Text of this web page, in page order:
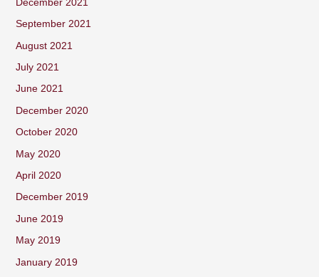
December 2021
September 2021
August 2021
July 2021
June 2021
December 2020
October 2020
May 2020
April 2020
December 2019
June 2019
May 2019
January 2019